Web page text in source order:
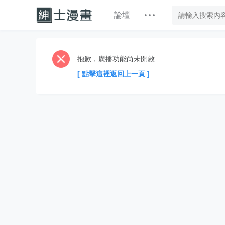
論壇
抱歉，廣播功能尚未開啟
[ 點擊這裡返回上一頁 ]